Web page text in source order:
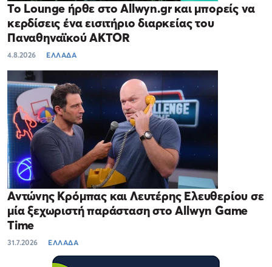
Το Lounge ήρθε στο Allwyn.gr και μπορείς να
κερδίσεις ένα εισιτήριο διαρκείας του
Παναθηναϊκού AKTOR
4.8.2026 ΕΛΛΑΔΑ
Αντώνης Κρόμπας και Λευτέρης Ελευθερίου σε
μία ξεχωριστή παράσταση στο Allwyn Game
Time
31.7.2026 ΕΛΛΑΔΑ